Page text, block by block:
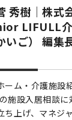
秀樹｜株式
LIFULL
いご） 編集
ーム・介護施設
施設入居相談に
ち上げ、マネジ